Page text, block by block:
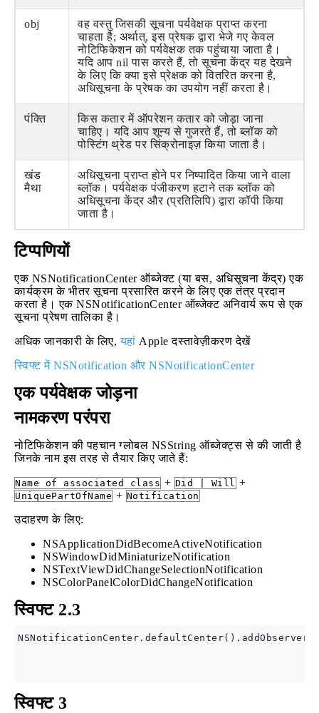
obj
वह वस्तु जिसकी सूचना पर्यवेक्षक प्राप्त करना
चाहता है; अर्थात्, इस प्रेषक द्वारा भेजे गए केवल
नोटिफिकेशन को पर्यवेक्षक तक पहुंचाया जाता है।
यदि आप nil पास करते हैं, तो सूचना केंद्र यह देखने
के लिए कि क्या इसे प्रेक्षक को वितरित करना है,
अधिसूचना के प्रेषक का उपयोग नहीं करता है।
पंक्ति
किस कतार में ऑपरेशन कतार को जोड़ा जाना
चाहिए। यदि आप शून्य से गुजरते हैं, तो ब्लॉक को
पोस्टिंग थ्रेड पर सिंक्रोनाइज़ किया जाता है।
खंड
मैथा
अधिसूचना प्राप्त होने पर निष्पादित किया जाने वाला
ब्लॉक। पर्यवेक्षक पंजीकरण हटाने तक ब्लॉक को
अधिसूचना केंद्र और (प्रतिलिपि) द्वारा कॉपी किया
जाता है।
टिप्पणियों
एक NSNotificationCenter ऑब्जेक्ट (या बस, अधिसूचना केंद्र) एक
कार्यक्रम के भीतर सूचना प्रसारित करने के लिए एक तंत्र प्रदान
करता है। एक NSNotificationCenter ऑब्जेक्ट अनिवार्य रूप से एक
सूचना प्रेषण तालिका है।
अधिक जानकारी के लिए,यहां Apple दस्तावेज़ीकरण देखें
स्विफ्ट में NSNotification और NSNotificationCenter
एक पर्यवेक्षक जोड़ना
नामकरण परंपरा
नोटिफिकेशन की पहचान ग्लोबल NSString ऑब्जेक्ट्स से की जाती है
जिनके नाम इस तरह से तैयार किए जाते हैं:
Name of associated class + Did | Will +
UniquePartOfName + Notification
उदाहरण के लिए:
NSApplicationDidBecomeActiveNotification
NSWindowDidMiniaturizeNotification
NSTextViewDidChangeSelectionNotification
NSColorPanelColorDidChangeNotification
स्विफ्ट 2.3
स्विफ्ट 3